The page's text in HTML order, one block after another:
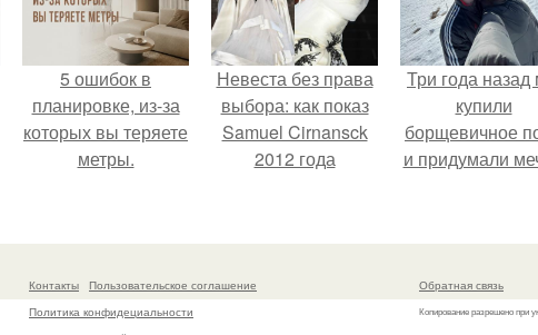
5 ошибок в
планировке, из-за
которых вы теряете
метры.
Невеста без права
выбора: как показ
Samuel Cirnansck
2012 года
принуждения.
Три года
купили
борщевичное
и придумали
Контакты
Пользовательское соглашение
Политика конфидециальности
Обратная связь
Копирование разрешено при